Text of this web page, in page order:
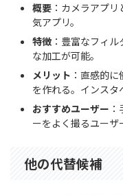
概要 ：カメラアプ
気アプリ。
特徴 ：豊富なフィ
な加工が可能。
メリット ：直感的
を作れる。インスタ
おすすめユーザー
ーをよく撮るユーザ
他の代替候補